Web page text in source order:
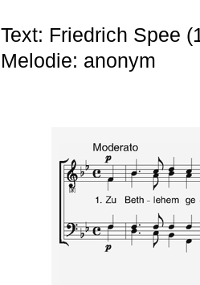
Text: Friedrich Spee
Melodie: anonym